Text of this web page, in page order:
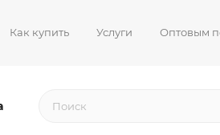
Как купить Услуги Оптовым